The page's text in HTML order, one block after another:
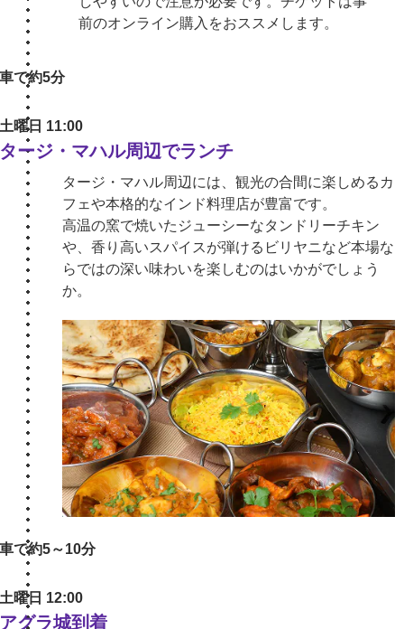
前のオンライン購入をおススメします。
車で約5分
土曜日 11:00
タージ・マハル周辺でランチ
タージ・マハル周辺には、観光の合間に楽しめるカ
フェや本格的なインド料理店が豊富です。
高温の窯で焼いたジューシーなタンドリーチキン
や、香り高いスパイスが弾けるビリヤニなど本場な
らではの深い味わいを楽しむのはいかがでしょう
か。
車で約5～10分
土曜日 12:00
アグラ城到着